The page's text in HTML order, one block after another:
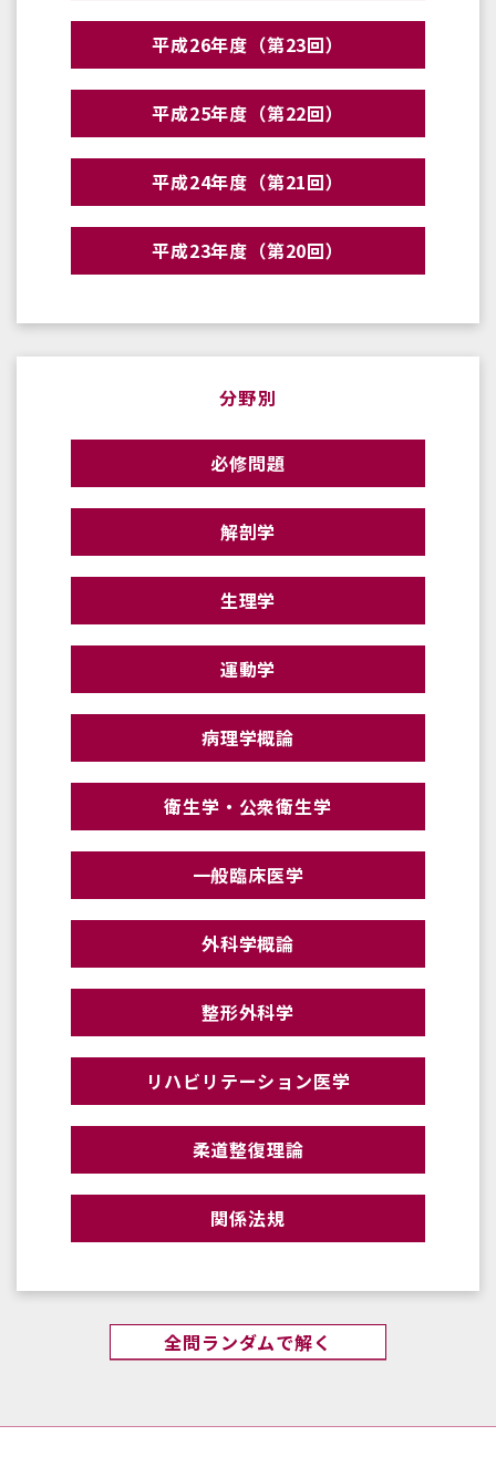
平成26年度（第23回）
平成25年度（第22回）
平成24年度（第21回）
平成23年度（第20回）
分野別
必修問題
解剖学
生理学
運動学
病理学概論
衛生学・公衆衛生学
一般臨床医学
外科学概論
整形外科学
リハビリテーション医学
柔道整復理論
関係法規
全問ランダムで解く